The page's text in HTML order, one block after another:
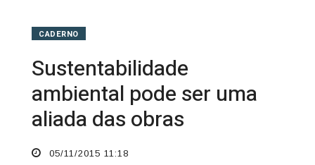
CADERNO
Sustentabilidade
ambiental pode ser uma
aliada das obras
05/11/2015 11:18